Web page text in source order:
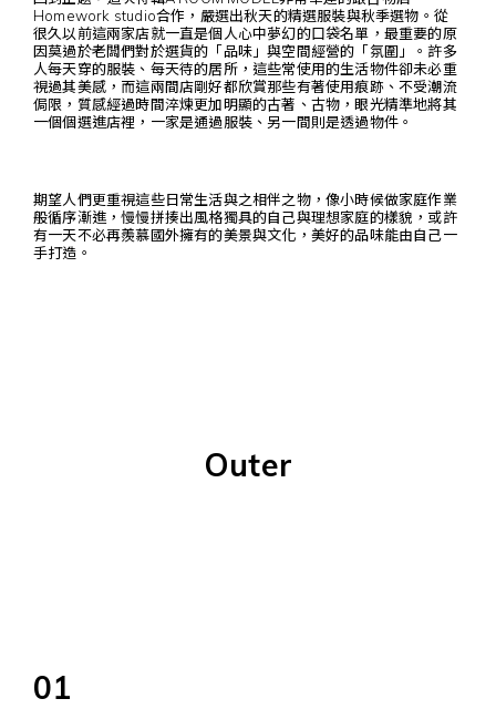
Homework studio合作，嚴選出秋天的精選服裝與秋季選物。從
很久以前這兩家店就一直是個人心中夢幻的口袋名單，最重要的原
因莫過於老闆們對於選貨的「品味」與空間經營的「氛圍」。許多
人每天穿的服裝、每天待的居所，這些常使用的生活物件卻未必重
視過其美感，而這兩間店剛好都欣賞那些有著使用痕跡、不受潮流
侷限，質感經過時間淬煉更加明顯的古著、古物，眼光精準地將其
一個個選進店裡，一家是通過服裝、另一間則是透過物件。
期望人們更重視這些日常生活與之相伴之物，像小時候做家庭作業
般循序漸進，慢慢拼揍出風格獨具的自己與理想家庭的樣貌，或許
有一天不必再羨慕國外擁有的美景與文化，美好的品味能由自己一
手打造。
Outer
01